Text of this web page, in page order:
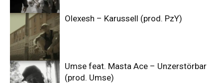
Olexesh – Karussell (prod. PzY)
Umse feat. Masta Ace – Unzerstörbar
(prod. Umse)